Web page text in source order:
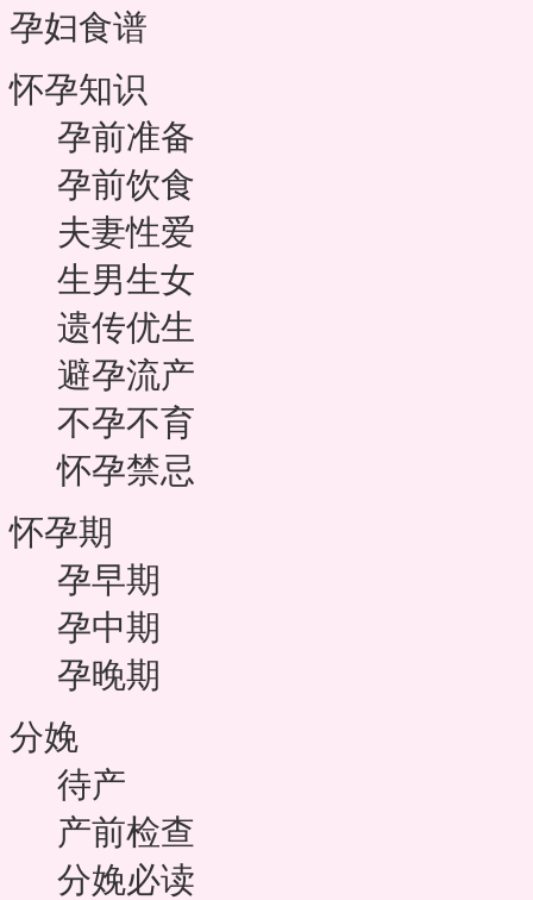
孕妇食谱
怀孕知识
孕前准备
孕前饮食
夫妻性爱
生男生女
遗传优生
避孕流产
不孕不育
怀孕禁忌
怀孕期
孕早期
孕中期
孕晚期
分娩
待产
产前检查
分娩必读